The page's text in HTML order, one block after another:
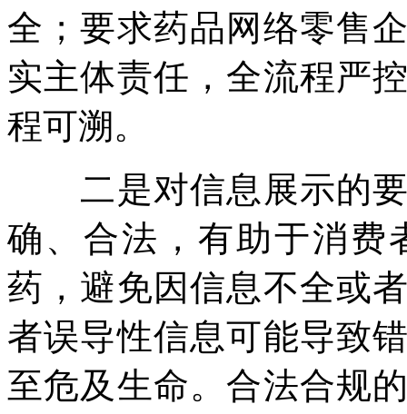
全；要求药品网络零售
实主体责任，全流程严
程可溯。
二是对信息展示的要
确、合法，有助于消费
药，避免因信息不全或
者误导性信息可能导致
至危及生命。合法合规